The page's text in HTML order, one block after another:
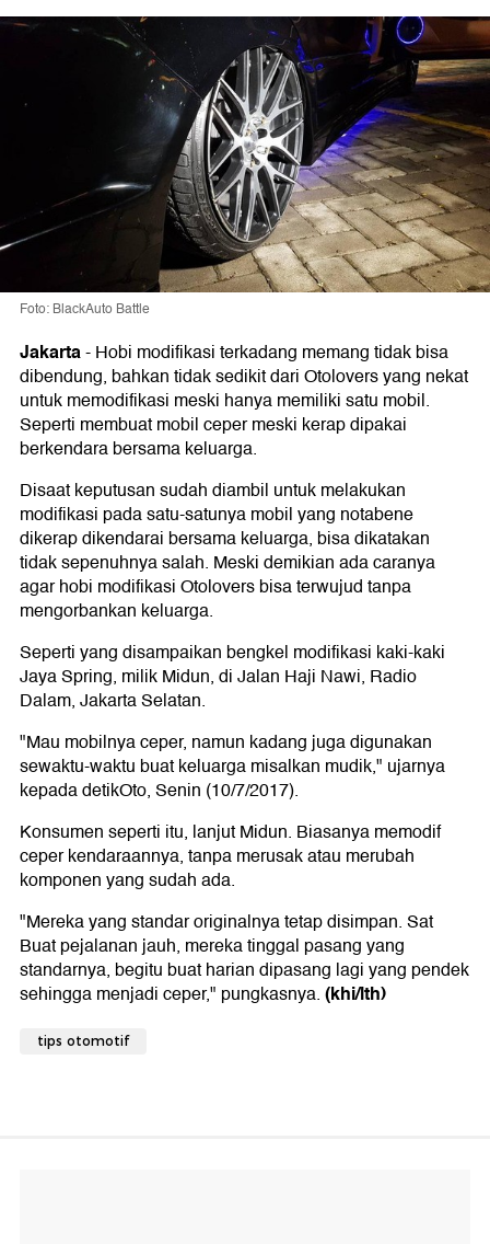
Foto: BlackAuto Battle
Jakarta- Hobi modifikasi terkadang memang tidak bisa
dibendung, bahkan tidak sedikit dari Otolovers yang nekat
untuk memodifikasi meski hanya memiliki satu mobil.
Seperti membuat mobil ceper meski kerap dipakai
berkendara bersama keluarga.
Disaat keputusan sudah diambil untuk melakukan
modifikasi pada satu-satunya mobil yang notabene
dikerap dikendarai bersama keluarga, bisa dikatakan
tidak sepenuhnya salah. Meski demikian ada caranya
agar hobi modifikasi Otolovers bisa terwujud tanpa
mengorbankan keluarga.
Seperti yang disampaikan bengkel modifikasi kaki-kaki
Jaya Spring, milik Midun, di Jalan Haji Nawi, Radio
Dalam, Jakarta Selatan.
"Mau mobilnya ceper, namun kadang juga digunakan
sewaktu-waktu buat keluarga misalkan mudik," ujarnya
kepada detikOto, Senin (10/7/2017).
Konsumen seperti itu, lanjut Midun. Biasanya memodif
ceper kendaraannya, tanpa merusak atau merubah
komponen yang sudah ada.
"Mereka yang standar originalnya tetap disimpan. Sat
Buat pejalanan jauh, mereka tinggal pasang yang
standarnya, begitu buat harian dipasang lagi yang pendek
sehingga menjadi ceper," pungkasnya.(khi/lth)
tips otomotif